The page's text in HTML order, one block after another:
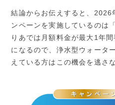
結論からお伝えすると、2026
ンペーンを実施しているのは
りあでは月額料金が最大1年
になるので、浄水型ウォータ
えている方はこの機会を逃さ